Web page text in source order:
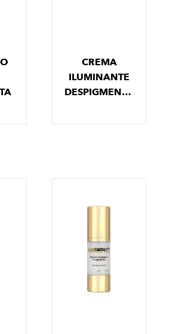
CREMA
ILUMINANTE
DESPIGMENTANTE